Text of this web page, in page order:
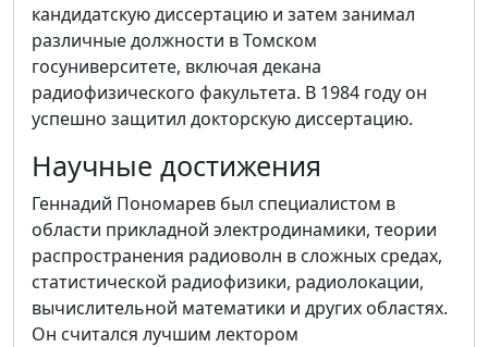
кандидатскую диссертацию и затем занимал
различные должности в Томском
госуниверситете, включая декана
радиофизического факультета. В 1984 году он
успешно защитил докторскую диссертацию.
Научные достижения
Геннадий Пономарев был специалистом в
области прикладной электродинамики, теории
распространения радиоволн в сложных средах,
статистической радиофизики, радиолокации,
вычислительной математики и других областях.
Он считался лучшим лектором